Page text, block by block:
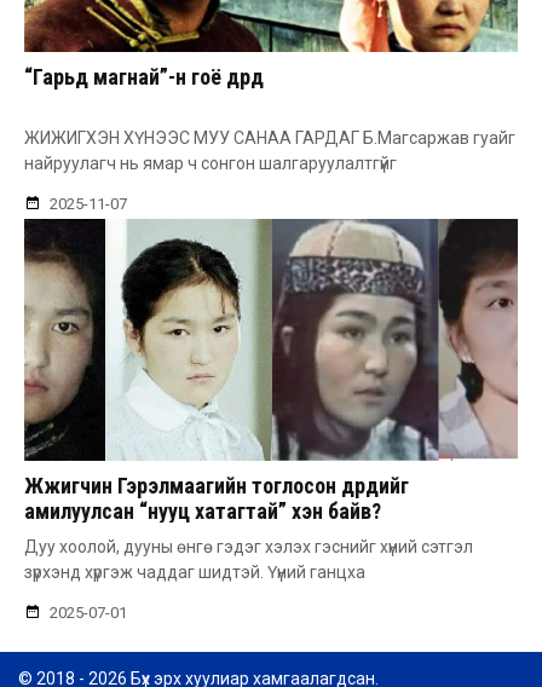
“Гарьд магнай”-н гоё дүрүүд
ЖИЖИГХЭН ХҮНЭЭС МУУ САНАА ГАРДАГ Б.Магсаржав гуайг
найруулагч нь ямар ч сонгон шалгаруулалтгүйг
2025-11-07
Жүжигчин Гэрэлмаагийн тоглосон дүрүүдийг
амилуулсан “нууц хатагтай” хэн байв?
Дуу хоолой, дууны өнгө гэдэг хэлэх гэснийг хүний сэтгэл
зүрхэнд хүргэж чаддаг шидтэй. Үүний ганцха
2025-07-01
© 2018 - 2026 Бүх эрх хуулиар хамгаалагдсан.